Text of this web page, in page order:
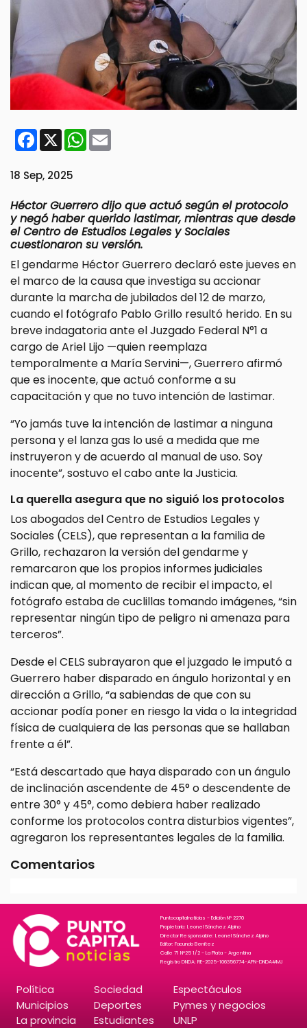
Facebook
X WhatsApp
Email
18 Sep, 2025
Héctor Guerrero dijo que actuó según el protocolo
y negó haber querido lastimar, mientras que desde
el Centro de Estudios Legales y Sociales
cuestionaron su versión.
El gendarme Héctor Guerrero declaró este jueves en
el marco de la causa que investiga su accionar
durante la marcha de jubilados del 12 de marzo,
cuando el fotógrafo Pablo Grillo resultó herido. En su
breve indagatoria ante el Juzgado Federal N°1 a
cargo de Ariel Lijo —quien reemplaza
temporalmente a María Servini—, Guerrero afirmó
que es inocente, que actuó conforme a su
capacitación y que no tuvo intención de lastimar.
“Yo jamás tuve la intención de lastimar a ninguna
persona y el lanza gas lo usé a medida que me
instruyeron y de acuerdo al manual de uso. Soy
inocente”, sostuvo el cabo ante la Justicia.
La querella asegura que no siguió los protocolos
Los abogados del Centro de Estudios Legales y
Sociales (CELS), que representan a la familia de
Grillo, rechazaron la versión del gendarme y
remarcaron que los propios informes judiciales
indican que, al momento de recibir el impacto, el
fotógrafo estaba de cuclillas tomando imágenes, “sin
representar ningún tipo de peligro ni amenaza para
terceros”.
Desde el CELS subrayaron que el juzgado le imputó a
Guerrero haber disparado en ángulo horizontal y en
dirección a Grillo, “a sabiendas de que con su
accionar podía poner en riesgo la vida o la integridad
física de cualquiera de las personas que se hallaban
frente a él”.
“Está descartado que haya disparado con un ángulo
de inclinación ascendente de 45° o descendente de
entre 30° y 45°, como debiera haber realizado
conforme los protocolos contra disturbios vigentes”,
agregaron los representantes legales de la familia.
Comentarios
Puntocapitalnoticias - Edición N° 2270
Propietario: Leonel Sánchez Alpino
Director Responsable: Leonel Sánchez Alpino
Editor: Facundo Benitez
Calle 71 N°25 1/2 - La Plata - Argentina
Registro DNDA: RE-2025-106356774-APN-DNDA#MJ
Política
Municipios
La provincia
Sociedad
Deportes
Estudiantes
Espectáculos
Pymes y negocios
UNLP